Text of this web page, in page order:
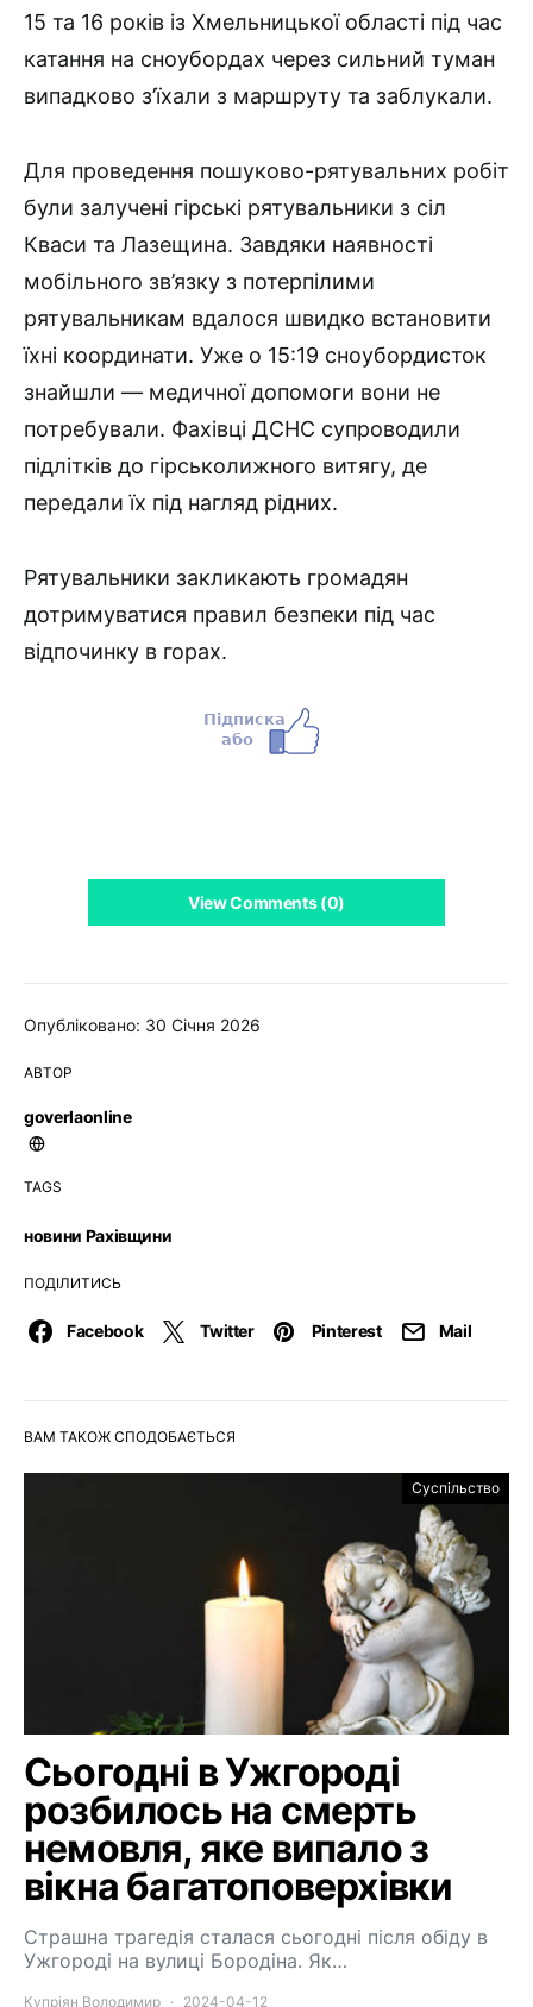
Опубліковано: 30 Січня 2026
АВТОР
goverlaonline
TAGS
новини Рахівщини
ПОДІЛИТИСЬ
Facebook Twitter Pinterest Mail
15 та 16 років із Хмельницької області під час
катання на сноубордах через сильний туман
випадково з’їхали з маршруту та заблукали.
Для проведення пошуково-рятувальних робіт
були залучені гірські рятувальники з сіл
Кваси та Лазещина. Завдяки наявності
мобільного зв’язку з потерпілими
рятувальникам вдалося швидко встановити
їхні координати. Уже о 15:19 сноубордисток
знайшли — медичної допомоги вони не
потребували. Фахівці ДСНС супроводили
підлітків до гірськолижного витягу, де
передали їх під нагляд рідних.
Рятувальники закликають громадян
дотримуватися правил безпеки під час
відпочинку в горах.
View Comments (0)
ВАМ ТАКОЖ СПОДОБАЄТЬСЯ
Суспільство
Сьогодні в Ужгороді
розбилось на смерть
немовля, яке випало з
вікна багатоповерхівки
Страшна трагедія сталася сьогодні після обіду в
Ужгороді на вулиці Бородіна. Як…
Купріян Володимир 2024-04-12